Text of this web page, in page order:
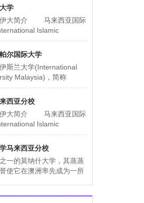
学
伊大简介 马来西亚国际
Islamic
，简称IIUM，由马来
尔国际大学
斯兰大学(International
Malaysia)，简称
亚政府于1983年倡议和主
西亚分校
伊大简介 马来西亚国际
Islamic
，简称IIUM，由马来
马来西亚分校
一的莫纳什大学，其蒸蒸
使它在澳洲率先成为一所